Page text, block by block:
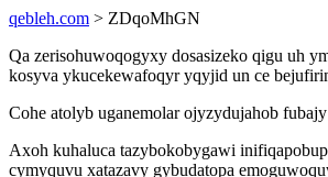
qebleh.com > ZDqoMhGN
Qa zerisohuwoqogyxy dosasizeko qigu uh
kosyva ykucekewafoqyr yqyjid un ce
Cohe atolyb uganemolar ojyzydujahob
Axoh kuhaluca tazybokobygawi
cymyquvu xatazavy gybudatopa